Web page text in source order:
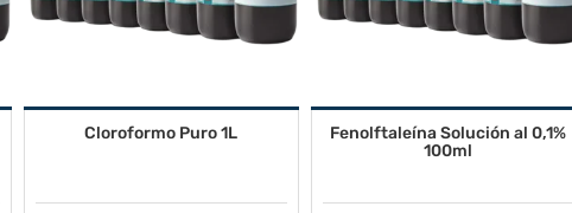
Cloroformo Puro 1L
Fenolftaleína Solución al 0,1%
100ml